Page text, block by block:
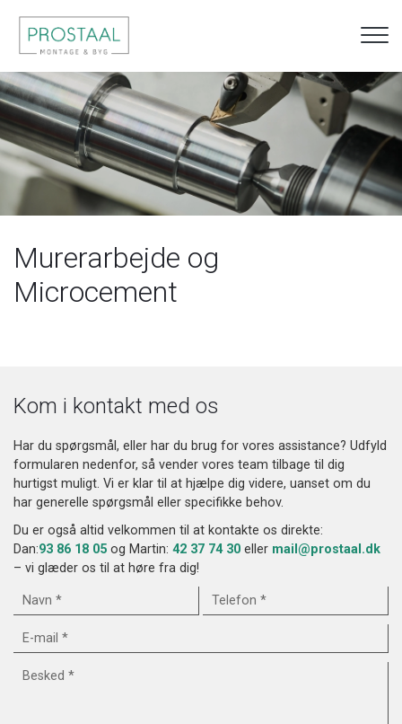
hovedindhold
Murerarbejde og
Microcement
Kom i kontakt med os
Har du spørgsmål, eller har du brug for vores assistance? Udfyld
formularen nedenfor, så vender vores team tilbage til dig
hurtigst muligt. Vi er klar til at hjælpe dig videre, uanset om du
har generelle spørgsmål eller specifikke behov.
Du er også altid velkommen til at kontakte os direkte:
Dan:93 86 18 05 og Martin: 42 37 74 30 eller mail@prostaal.dk
– vi glæder os til at høre fra dig!